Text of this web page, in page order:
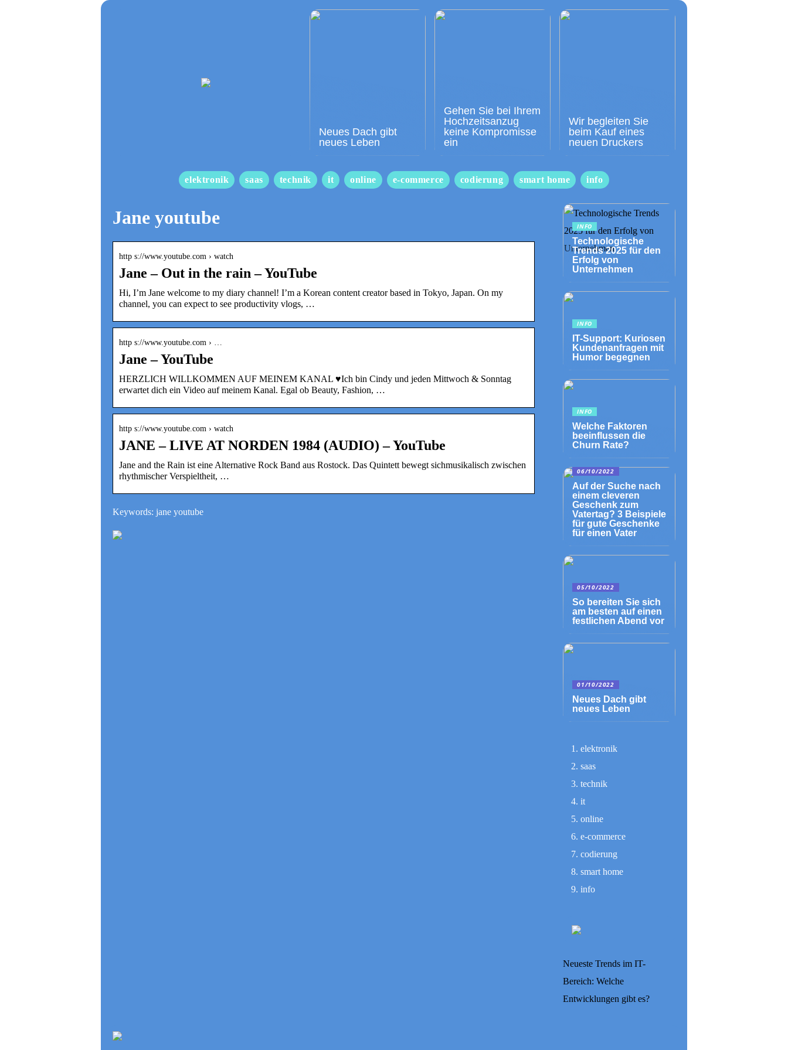
Neues Dach gibt
neues Leben
Gehen Sie bei Ihrem
Hochzeitsanzug
keine Kompromisse
ein
Wir begleiten Sie
beim Kauf eines
neuen Druckers
elektronik saas technik it online e-commerce codierung smart home info
Jane youtube
http s://www.youtube.com › watch
Jane – Out in the rain – YouTube
Hi, I’m Jane welcome to my diary channel! I’m a Korean content creator based in Tokyo, Japan. On my
channel, you can expect to see productivity vlogs, …
http s://www.youtube.com › …
Jane – YouTube
HERZLICH WILLKOMMEN AUF MEINEM KANAL ♥Ich bin Cindy und jeden Mittwoch & Sonntag
erwartet dich ein Video auf meinem Kanal. Egal ob Beauty, Fashion, …
http s://www.youtube.com › watch
JANE – LIVE AT NORDEN 1984 (AUDIO) – YouTube
Jane and the Rain ist eine Alternative Rock Band aus Rostock. Das Quintett bewegt sichmusikalisch zwischen
rhythmischer Verspieltheit, …
Keywords: jane youtube
INFO
Technologische
Trends 2025 für den
Erfolg von
Unternehmen
INFO
IT-Support: Kuriosen
Kundenanfragen mit
Humor begegnen
INFO
Welche Faktoren
beeinflussen die
Churn Rate?
06/10/2022
Auf der Suche nach
einem cleveren
Geschenk zum
Vatertag? 3 Beispiele
für gute Geschenke
für einen Vater
05/10/2022
So bereiten Sie sich
am besten auf einen
festlichen Abend vor
01/10/2022
Neues Dach gibt
neues Leben
elektronik
saas
technik
it
online
e-commerce
codierung
smart home
info
Neueste Trends im IT-
Bereich: Welche
Entwicklungen gibt es?